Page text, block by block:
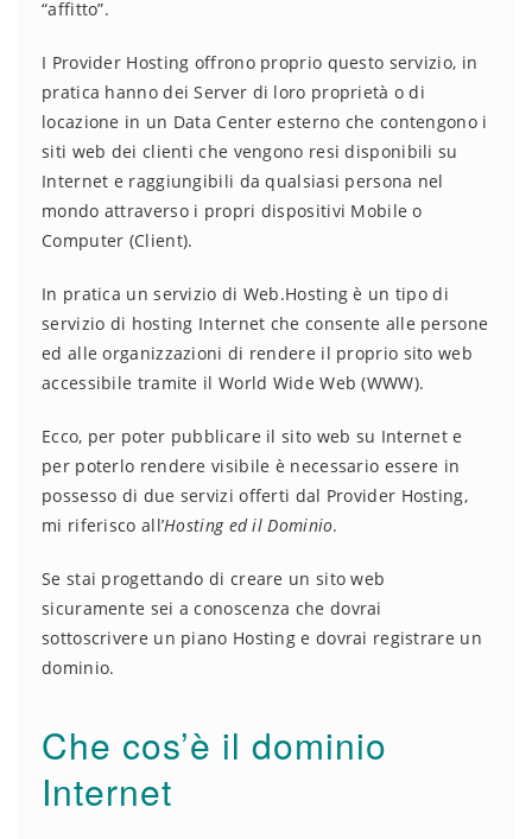
“affitto”.
I Provider Hosting offrono proprio questo servizio, in
pratica hanno dei Server di loro proprietà o di
locazione in un Data Center esterno che contengono i
siti web dei clienti che vengono resi disponibili su
Internet e raggiungibili da qualsiasi persona nel
mondo attraverso i propri dispositivi Mobile o
Computer (Client).
In pratica un servizio di Web.Hosting è un tipo di
servizio di hosting Internet che consente alle persone
ed alle organizzazioni di rendere il proprio sito web
accessibile tramite il World Wide Web (WWW).
Ecco, per poter pubblicare il sito web su Internet e
per poterlo rendere visibile è necessario essere in
possesso di due servizi offerti dal Provider Hosting,
mi riferisco all’Hosting ed il Dominio.
Se stai progettando di creare un sito web
sicuramente sei a conoscenza che dovrai
sottoscrivere un piano Hosting e dovrai registrare un
dominio.
Che cos’è il dominio
Internet